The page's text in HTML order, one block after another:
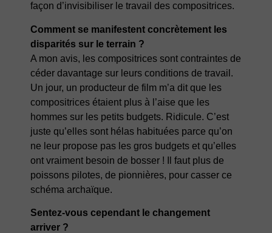
façon d’invisibiliser le travail des compositrices.
Comment se manifestent concrètement les
disparités sur le terrain ?
A mon avis, les compositrices sont contraintes de
céder davantage sur leurs conditions de travail.
Un jour, un producteur de film m’a dit que les
compositrices étaient plus à l’aise que les
hommes sur les petits budgets. Ridicule. C’est
juste qu’elles sont hélas habituées parce qu’on
ne leur propose pas les gros budgets et qu’elles
ont vraiment besoin de bosser ! Il faut plus de
poissons pilotes, de pionnières, pour casser ce
schéma archaïque.
Sentez-vous cependant le changement
arriver ?